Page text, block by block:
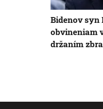
Bidenov syn
obvineniam
držaním